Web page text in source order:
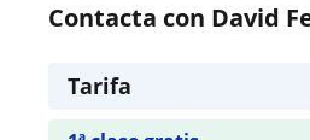
Contacta con David
Tarifa